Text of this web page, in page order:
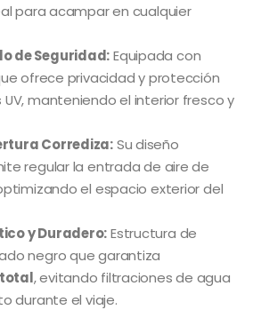
para acampar en cualquier
de Seguridad:Equipada con
ofrece privacidad y protección
manteniendo el interior fresco y
Corrediza:Su diseño
regular la entrada de aire de
el espacio exterior del
y Duradero:Estructura de
negro que garantiza
, evitando filtraciones de agua
durante el viaje.